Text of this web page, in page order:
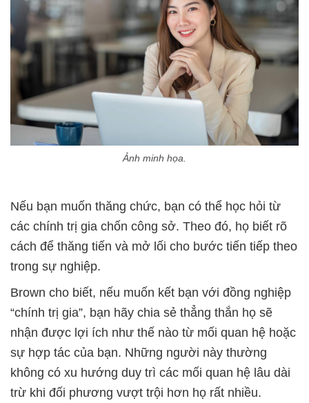
Ảnh minh họa.
Nếu bạn muốn thăng chức, bạn có thể học hỏi từ
các chính trị gia chốn công sở. Theo đó, họ biết rõ
cách để thăng tiến và mở lối cho bước tiến tiếp theo
trong sự nghiệp.
Brown cho biết, nếu muốn kết bạn với đồng nghiệp
“chính trị gia”, bạn hãy chia sẻ thẳng thắn họ sẽ
nhận được lợi ích như thế nào từ mối quan hệ hoặc
sự hợp tác của bạn. Những người này thường
không có xu hướng duy trì các mối quan hệ lâu dài
trừ khi đối phương vượt trội hơn họ rất nhiều.